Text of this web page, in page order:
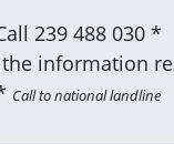
239 488 030 *
information
Call to national landline